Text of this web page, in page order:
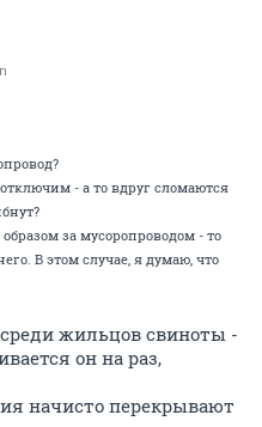
- а то вдруг сломаются
за мусоропроводом - то
В этом случае, я думаю, что
жильцов свиноты -
он на раз,
начисто перекрывают